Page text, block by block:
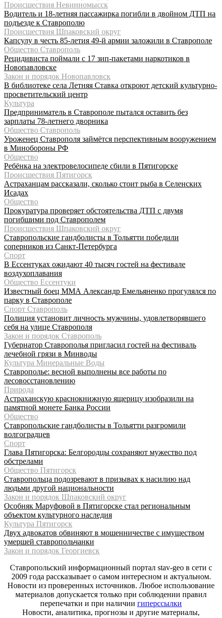
Происшествия Невинномысск
Водитель и 18-летняя пассажирка погибли в двойном ДТП на
подъезде к Ставрополю
Происшествия Шпаковский округ
Капсулу в честь 85-летия 49-й армии заложили в Ставрополе
Общество Ставрополь
Рецидивиста поймали с 17 зип-пакетами наркотиков в
Новопавловске
Закон и порядок Новопавловск
В библиотеке села Летняя Ставка откроют детский культурно-
просветительский центр
Культура
Предприниматель в Ставрополе пытался оставить без
зарплаты 78-летнего дворника
Общество Ставрополь
Уроженец Ставрополя займётся перспективным вооружением
в Минобороны РФ
Общество
Ребёнка на электровелосипеде сбили в Пятигорске
Происшествия Пятигорск
Астраханцам рассказали, сколько стоит рыба в Селенских
Исадах
Общество
Прокуратура проверяет обстоятельства ДТП с двумя
погибшими под Ставрополем
Происшествия Шпаковский округ
Ставропольские гандболисты в Тольятти победили
соперников из Санкт-Петербурга
Спорт
В Ессентуках ожидают 40 тысяч гостей на фестивале
воздухоплавания
Общество Ессентуки
Известный боец ММА Александр Емельяненко прогулялся по
парку в Ставрополе
Спорт Ставрополь
Полиция установит личность мужчины, удовлетворявшего
себя на улице Ставрополя
Закон и порядок Ставрополь
Губернатор Ставрополья пригласил гостей на фестиваль
лечебной грязи в Минводы
Культура Минеральные Воды
Ставрополье: весной выполнены все работы по
лесовосстановлению
Природа
Астраханскую краснокнижную ящерицу изобразили на
памятной монете Банка России
Общество
Ставропольские гандболисты в Тольятти разгромили
волгоградцев
Спорт
Глава Пятигорска: Белгородцы сохраняют мужество под
обстрелами
Общество Пятигорск
Ставропольца подозревают в призывах к насилию над
людьми другой национальности
Закон и порядок Шпаковский округ
Особняк Маруфовой в Пятигорске стал региональным
объектом культурного наследия
Культура Пятигорск
Двух адвокатов обвиняют в мошенничестве с имуществом
умершей ставропольчанки
Закон и порядок Георгиевск
Ставропольский информационный портал stav-geo в сети с
2009 года рассказывает о самом интересном и актуальном.
Новости из проверенных источников. Любое использование
материалов допускается только при соблюдении правил
перепечатки и при наличии гиперссылки
Новости, аналитика, прогнозы и другие материалы,